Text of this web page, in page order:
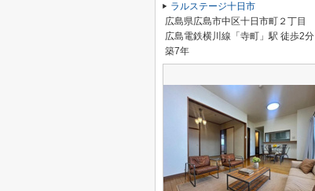
ラルステージ十日市
広島県広島市中区十日市町２丁目
広島電鉄横川線「寺町」駅 徒歩2分
築7年